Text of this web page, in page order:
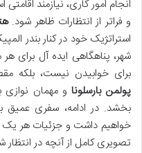
انجام امور کاری، نیازمند
و فراتر از انتظارات ظاهر شود.
استراتژیک خود در کنار بندر
شهر، پناهگاهی ایده آل برای
برای خوابیدن نیست، بلکه
پولمن بارسلونا و مهمان
بخشد. در ادامه، سفری عمیق
خواهیم داشت و جزئیات هر یک
تصویری کامل از آنچه در